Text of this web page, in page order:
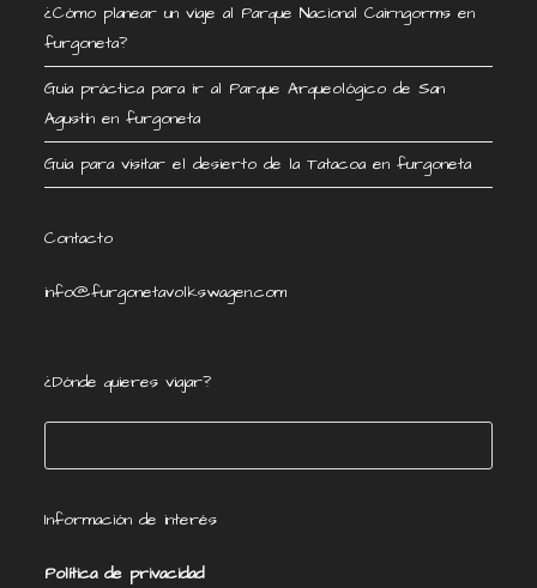
¿Cómo planear un viaje al Parque Nacional Cairngorms en
furgoneta?
Guía práctica para ir al Parque Arqueológico de San
Agustín en furgoneta
Guía para visitar el desierto de la Tatacoa en furgoneta
Contacto
info@furgonetavolkswagen.com
¿Dónde quieres viajar?
Información de interés
Política de privacidad